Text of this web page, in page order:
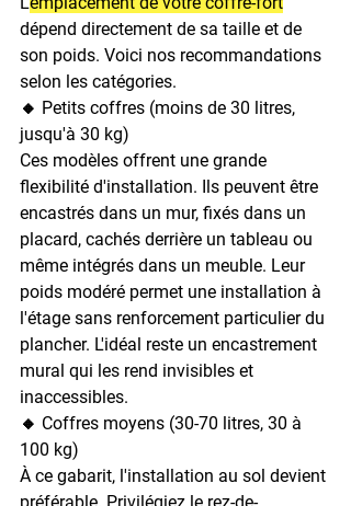
dépend directement de sa taille et de
son poids. Voici nos recommandations
selon les catégories.
🔸 Petits coffres (moins de 30 litres,
jusqu'à 30 kg)
Ces modèles offrent une grande
flexibilité d'installation. Ils peuvent être
encastrés dans un mur, fixés dans un
placard, cachés derrière un tableau ou
même intégrés dans un meuble. Leur
poids modéré permet une installation à
l'étage sans renforcement particulier du
plancher. L'idéal reste un encastrement
mural qui les rend invisibles et
inaccessibles.
🔸 Coffres moyens (30-70 litres, 30 à
100 kg)
À ce gabarit, l'installation au sol devient
préférable. Privilégiez le rez-de-